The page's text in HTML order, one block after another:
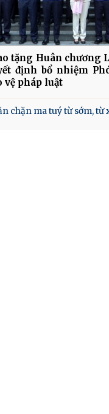
tặng Huân chương
định bổ nhiệm
vệ pháp luật
chặn ma tuý từ sớm, từ